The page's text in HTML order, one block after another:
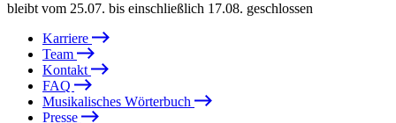
bleibt vom 25.07. bis einschließlich 17.08. geschlossen
Karriere
Team
Kontakt
FAQ
Musikalisches Wörterbuch
Presse